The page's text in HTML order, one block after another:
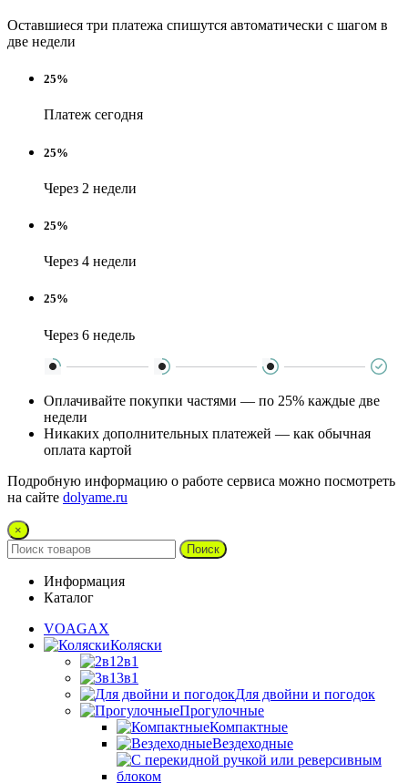
Оставшиеся три платежа спишутся автоматически с шагом в
две недели
25%
Платеж сегодня
25%
Через 2 недели
25%
Через 4 недели
25%
Через 6 недель
Оплачивайте покупки частями — по 25% каждые две
недели
Никаких дополнительных платежей — как обычная
оплата картой
Подробную информацию о работе сервиса можно посмотреть
на сайте dolyame.ru
×
Поиск
Информация
Каталог
VOAGAX
Коляски
2в1
3в1
Для двойни и погодок
Прогулочные
Компактные
Вездеходные